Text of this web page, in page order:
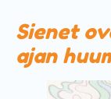
Sienet
ajan